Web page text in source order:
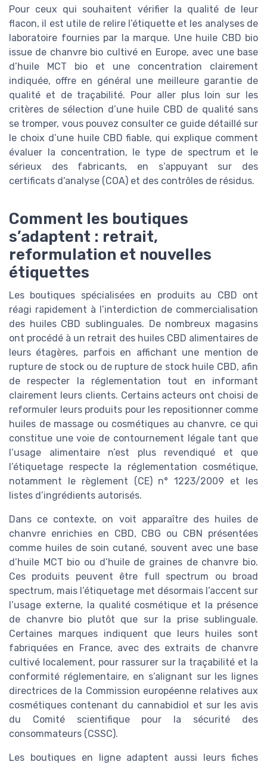
Pour ceux qui souhaitent vérifier la qualité de leur
flacon, il est utile de relire l’étiquette et les analyses de
laboratoire fournies par la marque. Une huile CBD bio
issue de chanvre bio cultivé en Europe, avec une base
d’huile MCT bio et une concentration clairement
indiquée, offre en général une meilleure garantie de
qualité et de traçabilité. Pour aller plus loin sur les
critères de sélection d’une huile CBD de qualité sans
se tromper, vous pouvez consulter ce guide détaillé sur
le choix d’une huile CBD fiable, qui explique comment
évaluer la concentration, le type de spectrum et le
sérieux des fabricants, en s’appuyant sur des
certificats d’analyse (COA) et des contrôles de résidus.
Comment les boutiques
s’adaptent : retrait,
reformulation et nouvelles
étiquettes
Les boutiques spécialisées en produits au CBD ont
réagi rapidement à l’interdiction de commercialisation
des huiles CBD sublinguales. De nombreux magasins
ont procédé à un retrait des huiles CBD alimentaires de
leurs étagères, parfois en affichant une mention de
rupture de stock ou de rupture de stock huile CBD, afin
de respecter la réglementation tout en informant
clairement leurs clients. Certains acteurs ont choisi de
reformuler leurs produits pour les repositionner comme
huiles de massage ou cosmétiques au chanvre, ce qui
constitue une voie de contournement légale tant que
l’usage alimentaire n’est plus revendiqué et que
l’étiquetage respecte la réglementation cosmétique,
notamment le règlement (CE) n° 1223/2009 et les
listes d’ingrédients autorisés.
Dans ce contexte, on voit apparaître des huiles de
chanvre enrichies en CBD, CBG ou CBN présentées
comme huiles de soin cutané, souvent avec une base
d’huile MCT bio ou d’huile de graines de chanvre bio.
Ces produits peuvent être full spectrum ou broad
spectrum, mais l’étiquetage met désormais l’accent sur
l’usage externe, la qualité cosmétique et la présence
de chanvre bio plutôt que sur la prise sublinguale.
Certaines marques indiquent que leurs huiles sont
fabriquées en France, avec des extraits de chanvre
cultivé localement, pour rassurer sur la traçabilité et la
conformité réglementaire, en s’alignant sur les lignes
directrices de la Commission européenne relatives aux
cosmétiques contenant du cannabidiol et sur les avis
du Comité scientifique pour la sécurité des
consommateurs (CSSC).
Les boutiques en ligne adaptent aussi leurs fiches